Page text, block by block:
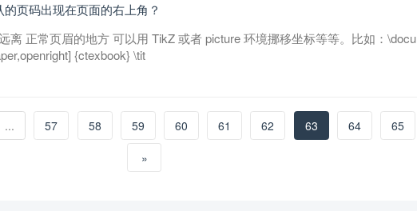
页码出现在页面的右上角？
离 正常页眉的地方 可以用 TikZ 或者 picture 环境挪移坐标等等。比如：\docu
{ctexbook} \tit
... 57 58 59 60 61 62 63 64
65
»